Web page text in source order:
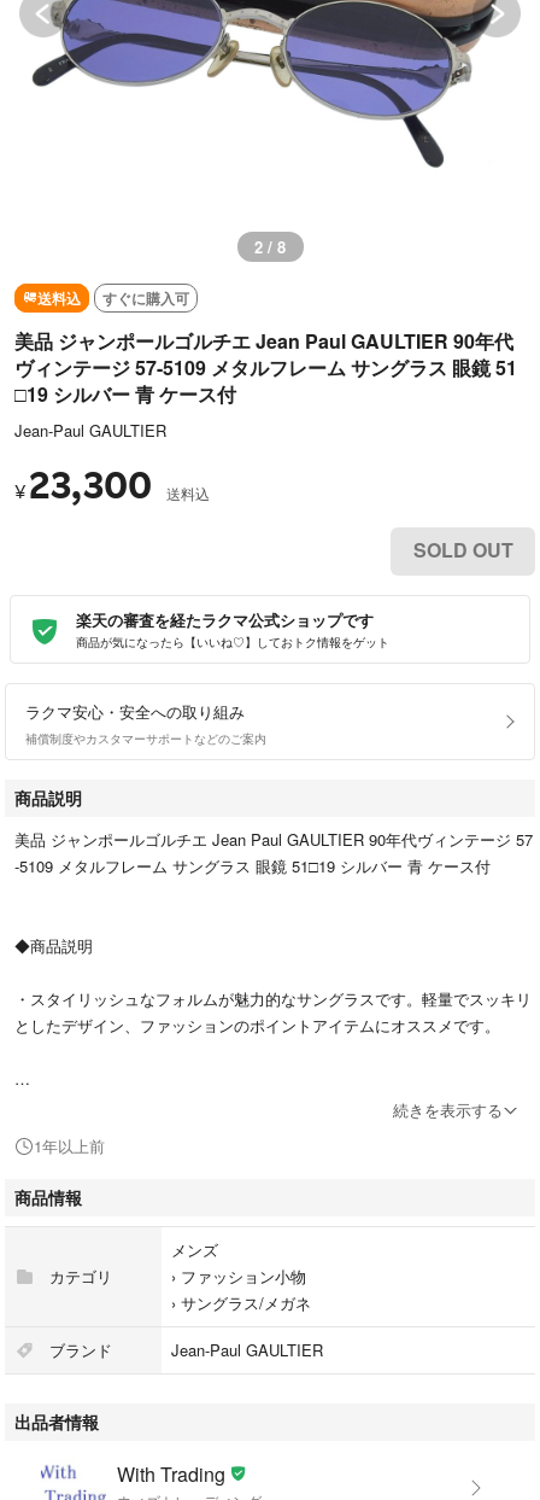
2 / 8
送料込 すぐに購入可
美品 ジャンポールゴルチエ Jean Paul GAULTIER 90年代
ヴィンテージ 57-5109 メタルフレーム サングラス 眼鏡 51
□19 シルバー 青 ケース付
Jean-Paul GAULTIER
¥ 23,300 送料込
SOLD OUT
楽天の審査を経たラクマ公式ショップです
商品が気になったら【いいね♡】しておトク情報をゲット
ラクマ安心・安全への取り組み
補償制度やカスタマーサポートなどのご案内
商品説明
美品 ジャンポールゴルチエ Jean Paul GAULTIER 90年代ヴィンテージ 57
-5109 メタルフレーム サングラス 眼鏡 51□19 シルバー 青 ケース付
◆商品説明
・スタイリッシュなフォルムが魅力的なサングラスです。軽量でスッキリ
としたデザイン、ファッションのポイントアイテムにオススメです。
◆素材：メタル
◆カラー：（レンズ）：ブルー（フレーム）：シルバー
◆サイズ：表記サイズ 51□19 140
レンズ H約35mm×W約51mm
フレーム幅 約130mm
続きを表示する
1年以上前
商品情報
カテゴリ
メンズ
› ファッション小物
› サングラス/メガネ
ブランド Jean-Paul GAULTIER
出品者情報
With Trading